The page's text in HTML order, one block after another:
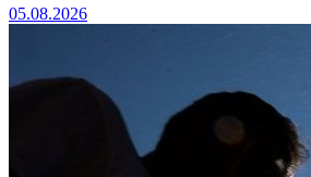
05.08.2026